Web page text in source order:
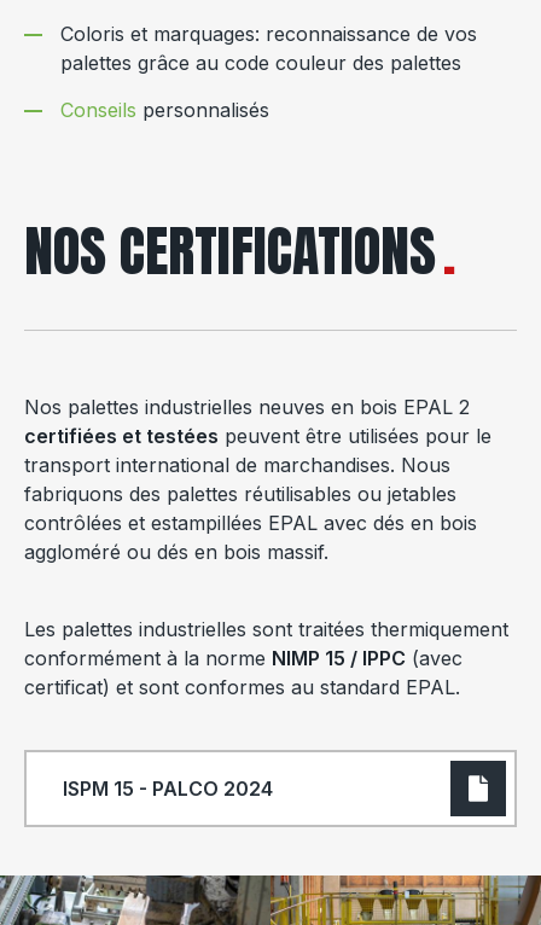
Coloris et marquages: reconnaissance de vos
palettes grâce au code couleur des palettes
Conseils personnalisés
NOS CERTIFICATIONS
Nos palettes industrielles neuves en bois EPAL 2
certifiées et testées peuvent être utilisées pour le
transport international de marchandises. Nous
fabriquons des palettes réutilisables ou jetables
contrôlées et estampillées EPAL avec dés en bois
aggloméré ou dés en bois massif.
Les palettes industrielles sont traitées thermiquement
conformément à la norme NIMP 15 / IPPC (avec
certificat) et sont conformes au standard EPAL.
ISPM 15 - PALCO 2024